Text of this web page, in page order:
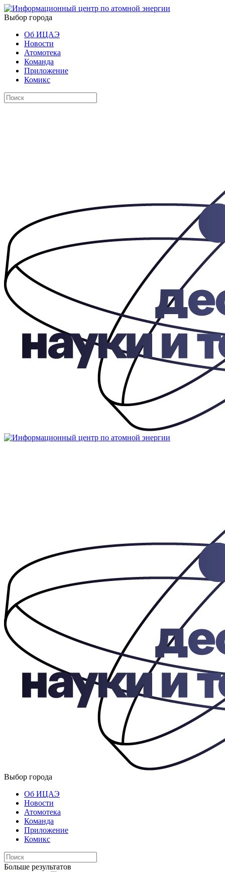
Выбор города
Об ИЦАЭ
Новости
Атомотека
Команда
Приложение
Комикс
Выбор города
Об ИЦАЭ
Новости
Атомотека
Команда
Приложение
Комикс
Больше результатов